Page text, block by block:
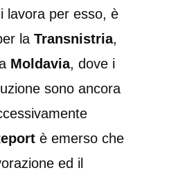
lavora per esso, è
la Transnistria,
Moldavia, dove i
sono ancora
è emerso che
ed il